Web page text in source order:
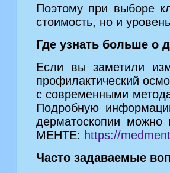
Поэтому при выборе
стоимость, но и
Где узнать больше о
Если вы заметили
профилактический
с современными
Подробную
дерматоскопии
МЕНТЕ: https://
Часто задаваемые